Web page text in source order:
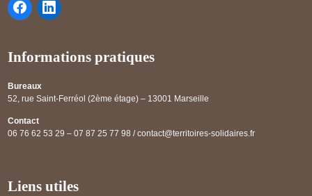
Informations pratiques
Bureaux
52, rue Saint-Ferréol (2ème étage) – 13001 Marseille
Contact
06 76 62 53 29 – 07 87 25 77 98 / contact@territoires-solidaires.fr
Liens utiles